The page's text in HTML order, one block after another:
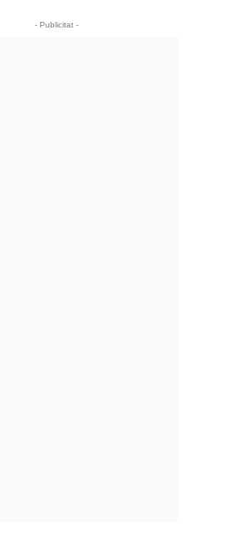
- Publicitat -